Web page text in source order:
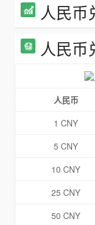
人民币
人民币
人民币
1 CNY
5 CNY
10 CNY
25 CNY
50 CNY